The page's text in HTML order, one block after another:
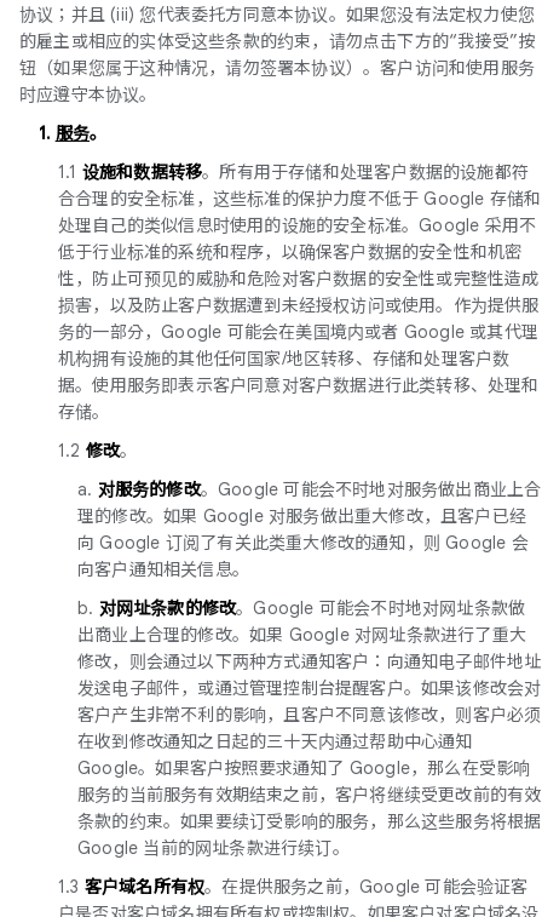
协议；并且 (iii) 您代表委托方同意本协议。如果您没有法定权力使您
的雇主或相应的实体受这些条款的约束，请勿点击下方的“我接受”按
钮（如果您属于这种情况，请勿签署本协议）。客户访问和使用服务
时应遵守本协议。
1. 服务。
1.1 设施和数据转移。所有用于存储和处理客户数据的设施都符
合合理的安全标准，这些标准的保护力度不低于 Google 存储和
处理自己的类似信息时使用的设施的安全标准。Google 采用不
低于行业标准的系统和程序，以确保客户数据的安全性和机密
性，防止可预见的威胁和危险对客户数据的安全性或完整性造成
损害，以及防止客户数据遭到未经授权访问或使用。作为提供服
务的一部分，Google 可能会在美国境内或者 Google 或其代理
机构拥有设施的其他任何国家/地区转移、存储和处理客户数
据。使用服务即表示客户同意对客户数据进行此类转移、处理和
存储。
1.2 修改。
a. 对服务的修改。Google 可能会不时地对服务做出商业上合
理的修改。如果 Google 对服务做出重大修改，且客户已经
向 Google 订阅了有关此类重大修改的通知，则 Google 会
向客户通知相关信息。
b. 对网址条款的修改。Google 可能会不时地对网址条款做
出商业上合理的修改。如果 Google 对网址条款进行了重大
修改，则会通过以下两种方式通知客户：向通知电子邮件地址
发送电子邮件，或通过管理控制台提醒客户。如果该修改会对
客户产生非常不利的影响，且客户不同意该修改，则客户必须
在收到修改通知之日起的三十天内通过帮助中心通知
Google。如果客户按照要求通知了 Google，那么在受影响
服务的当前服务有效期结束之前，客户将继续受更改前的有效
条款的约束。如果要续订受影响的服务，那么这些服务将根据
Google 当前的网址条款进行续订。
1.3 客户域名所有权。在提供服务之前，Google 可能会验证客